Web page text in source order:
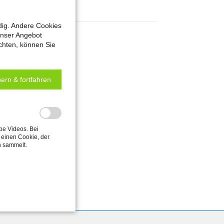
Andere Cookies
Angebot
können Sie
& fortfahren
Videos. Bei
Cookie, der
sammelt.